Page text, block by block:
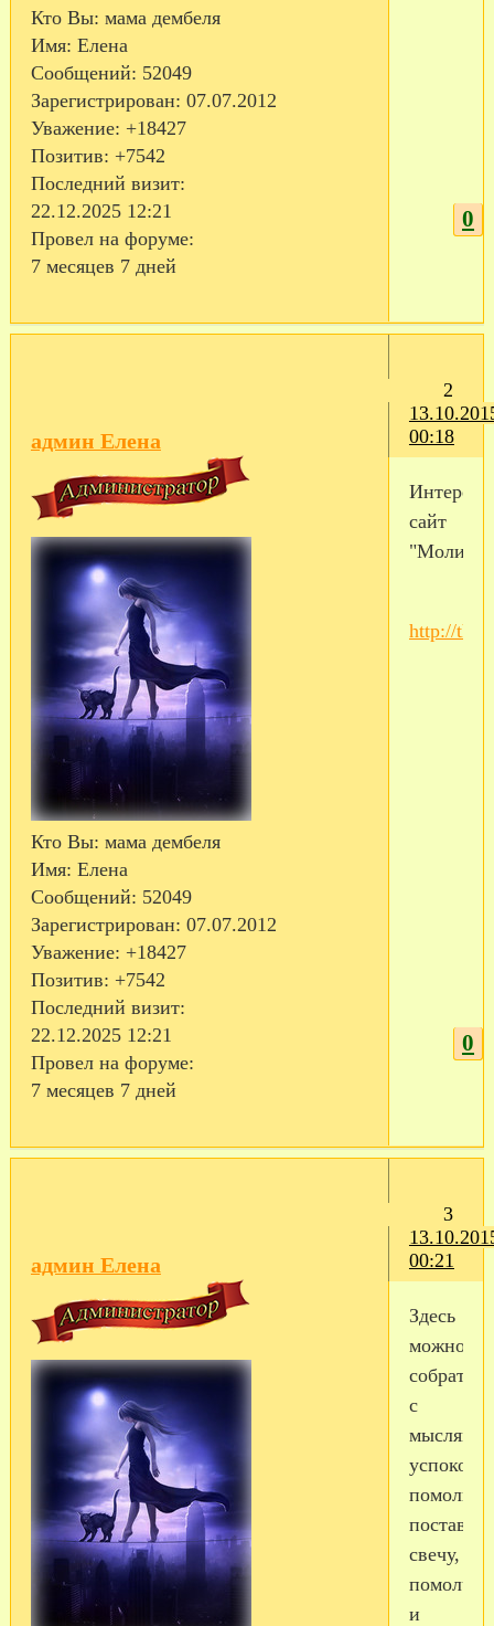
Кто Вы: мама дембеля
Имя: Елена
Сообщений: 52049
Зарегистрирован: 07.07.2012
Уважение: +18427
Позитив: +7542
Последний визит:
22.12.2025 12:21
Провел на форуме:
7 месяцев 7 дней
0
2
00:18
админ Елена
Кто Вы: мама дембеля
Имя: Елена
Сообщений: 52049
Зарегистрирован: 07.07.2012
Уважение: +18427
Позитив: +7542
Последний визит:
22.12.2025 12:21
Провел на форуме:
7 месяцев 7 дней
сайт
http://
0
3
00:21
админ Елена
Здесь
можно
собраться
с
мыслями,
поставить
свечу,
и